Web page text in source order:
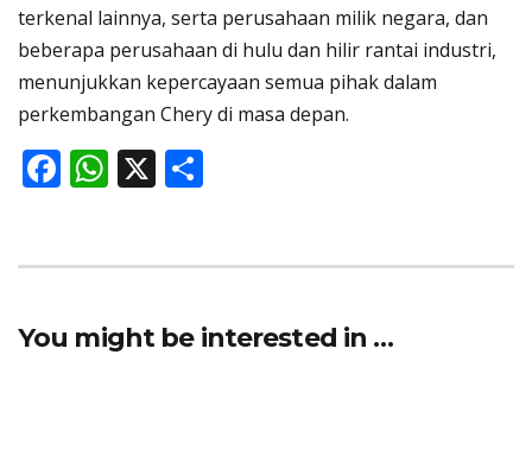
terkenal lainnya, serta perusahaan milik negara, dan
beberapa perusahaan di hulu dan hilir rantai industri,
menunjukkan kepercayaan semua pihak dalam
perkembangan Chery di masa depan.
F
b
o
o
W
s
A
p
X
e
You might be interested in …